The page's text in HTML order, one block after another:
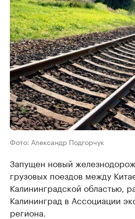
Фото: Александр Подгорчук
Запущен новый
грузовых поездов между
Калининградской областью,
Калининград в Ассоциации
региона.